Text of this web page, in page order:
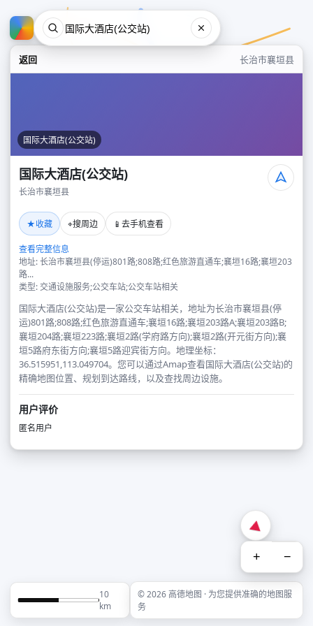
返回 长治市襄垣县
国际大酒店(公交站)
国际大酒店(公交站)
长治市襄垣县
★收藏 ⌖搜周边 📱 去手机查看
查看完整信息
地址: 长治市襄垣县(停运)801路;808路;红色旅游直通车;襄垣16路;襄垣203
路...
类型: 交通设施服务;公交车站;公交车站相关
国际大酒店(公交站)是一家公交车站相关，地址为长治市襄垣县(停
运)801路;808路;红色旅游直通车;襄垣16路;襄垣203路A;襄垣203路B;
襄垣204路;襄垣223路;襄垣2路(学府路方向);襄垣2路(开元街方向);襄
垣5路府东街方向;襄垣5路迎宾街方向。地理坐标：
36.515951,113.049704。您可以通过Amap查看国际大酒店(公交站)的
精确地图位置、规划到达路线，以及查找周边设施。
用户评价
匿名用户
+ −
10
km
© 2026 高德地图 · 为您提供准确的地图服
务